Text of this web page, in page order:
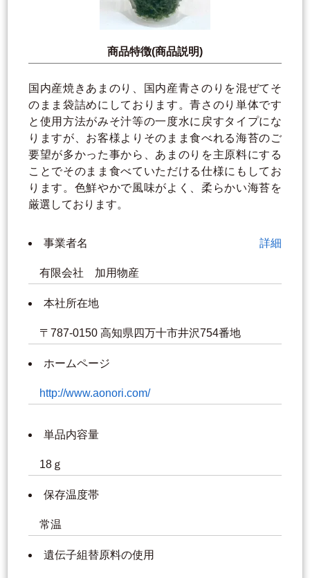
商品特徴(商品説明)
国内産焼きあまのり、国内産青さのりを混ぜてそ
のまま袋詰めにしております。青さのり単体です
と使用方法がみそ汁等の一度水に戻すタイプにな
りますが、お客様よりそのまま食べれる海苔のご
要望が多かった事から、あまのりを主原料にする
ことでそのまま食べていただける仕様にもしてお
ります。色鮮やかで風味がよく、柔らかい海苔を
厳選しております。
事業者名 詳細
有限会社 加用物産
本社所在地
〒787-0150 高知県四万十市井沢754番地
ホームページ
http://www.aonori.com/
単品内容量
18ｇ
保存温度帯
常温
遺伝子組替原料の使用